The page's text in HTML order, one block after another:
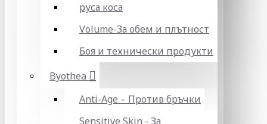
руса коса
Volume-За обем и плътност
Боя и технически продукти
Byothea
Anti-Age – Против бръчки
Sensitive Skin - За